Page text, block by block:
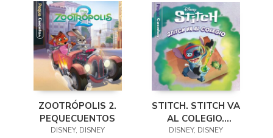
ZOOTRÓPOLIS 2.
PEQUECUENTOS
DISNEY, DISNEY
STITCH. STITCH VA
AL COLEGIO.
PEQUECUENTOS
DISNEY, DISNEY